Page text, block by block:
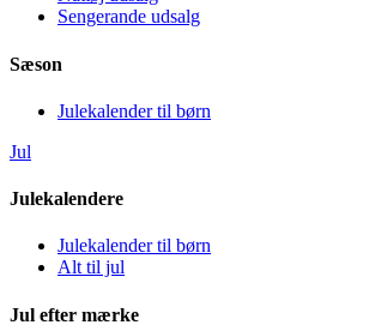
Sengerande udsalg
Sæson
Julekalender til børn
Jul
Julekalendere
Julekalender til børn
Alt til jul
Jul efter mærke